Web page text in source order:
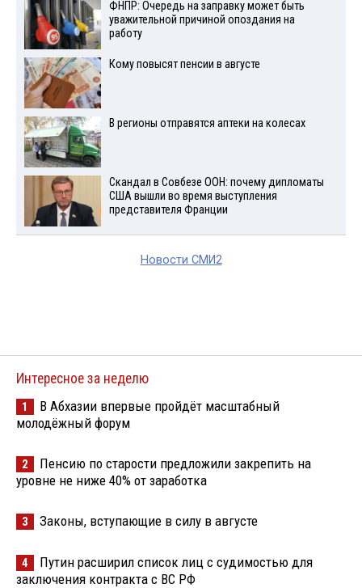
ФНПР: Очередь на заправку может быть
уважительной причиной опоздания на
работу
Кому повысят пенсии в августе
В регионы отправятся аптеки на колесах
Скандал в Совбезе ООН: почему дипломаты
США вышли во время выступления
представителя Франции
Новости СМИ2
Интересное за неделю
1
В Абхазии впервые пройдёт масштабный
молодёжный форум
2
Пенсию по старости предложили закрепить на
уровне не ниже 40% от заработка
3 Законы, вступающие в силу в августе
4
Путин расширил список лиц с судимостью для
заключения контракта с ВС РФ